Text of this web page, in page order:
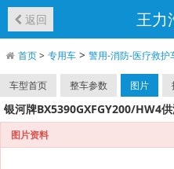
返回 王力
首页> 专用车> 警用-消防-医疗救护
车型首页 整车参数 图片
银河牌BX5390GXFGY200/HW4
图片资料